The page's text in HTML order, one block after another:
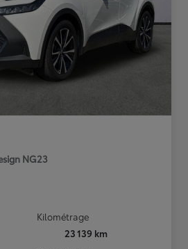
NG23
Kilométrage
23 139 km